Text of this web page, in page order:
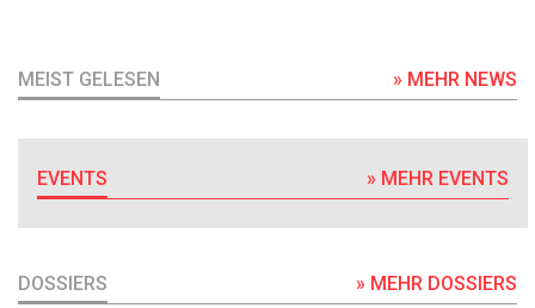
MEIST GELESEN » MEHR NEWS
EVENTS » MEHR EVENTS
DOSSIERS » MEHR DOSSIERS